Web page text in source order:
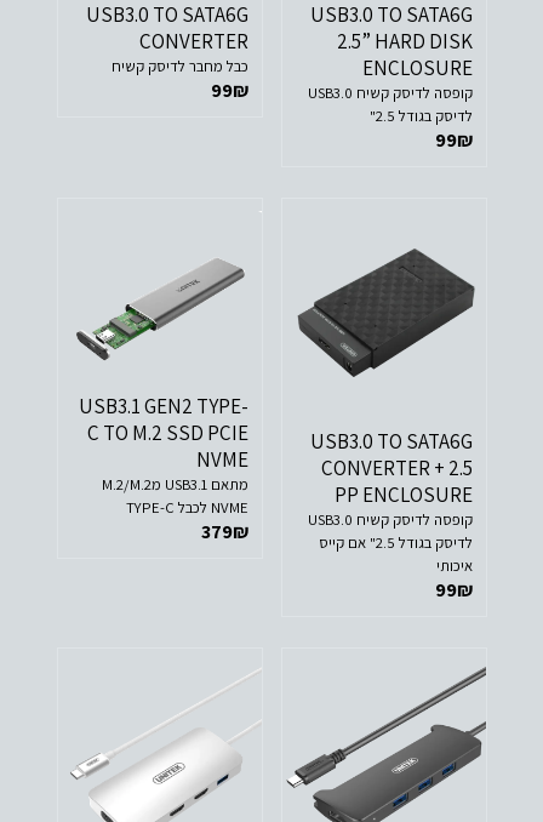
USB3.0 TO SATA6G
2.5” HARD DISK
ENCLOSURE
קופסה לדיסק קשיח USB3.0
לדיסק בגודל 2.5"
99₪
USB3.0 TO SATA6G
CONVERTER
כבל מחבר לדיסק קשיח
99₪
USB3.0 TO SATA6G
CONVERTER + 2.5
PP ENCLOSURE
קופסה לדיסק קשיח USB3.0
לדיסק בגודל 2.5" אם קייס
איכותי
99₪
USB3.1 GEN2 TYPE-
C TO M.2 SSD PCIE
NVME
מתאם USB3.1 מM.2/M.2
NVME לכבל TYPE-C
379₪